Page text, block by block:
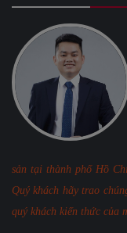
sản tại thành phố Hồ
Quý khách hãy trao
quý khách kiến thức của